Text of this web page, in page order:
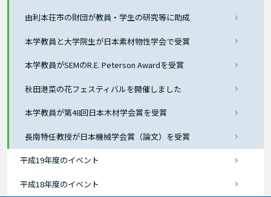
由利本荘市の財団が教員・学生の研究等に助成
本学教員と大学院生が日本素材物性学会で受賞
本学教員がSEMのR.E. Peterson Awardを受賞
秋田港菜の花フェスティバルを開催しました
本学教員が第48回日本木材学会賞を受賞
長南特任教授が日本機械学会賞（論文）を受賞
平成19年度のイベント
平成18年度のイベント